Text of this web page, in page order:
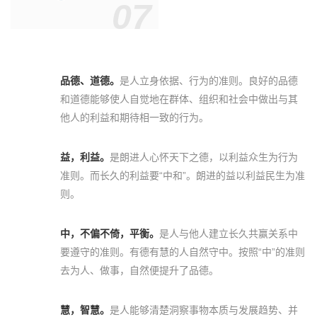
品德、道德。 是人立身依据、行为的准则。良好的品德
和道德能够使人自觉地在群体、组织和社会中做出与其
他人的利益和期待相一致的行为。
益，利益。 是朗进人心怀天下之德，以利益众生为行为
准则。而长久的利益要“中和”。朗进的益以利益民生为准
则。
中，不偏不倚，平衡。 是人与他人建立长久共赢关系中
要遵守的准则。有德有慧的人自然守中。按照“中”的准则
去为人、做事，自然便提升了品德。
慧，智慧。 是人能够清楚洞察事物本质与发展趋势、并